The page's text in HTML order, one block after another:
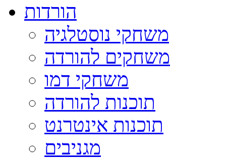
הורדות
משחקי נוסטלגיה
משחקים להורדה
משחקי דמו
תוכנות להורדה
תוכנות אינטרנט
מגניבים